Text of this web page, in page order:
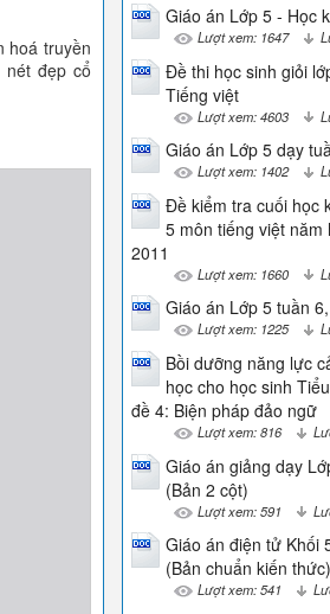
hoá truyền
nét đẹp cổ
Giáo án Lớp 5 - Học
Lượt xem: 1647
Đề thi học sinh giỏi
Tiếng việt
Lượt xem: 4603
Giáo án Lớp 5 dạy
Lượt xem: 1402
Đề kiểm tra cuối học
5 môn tiếng việt năm
2011
Lượt xem: 1660
Giáo án Lớp 5 tuần
Lượt xem: 1225
Bồi dưỡng năng lực
học cho học sinh
đề 4: Biện pháp đảo ngữ
Lượt xem: 816
Giáo án giảng dạy
(Bản 2 cột)
Lượt xem: 591
Giáo án điện tử Khối
(Bản chuẩn kiến thức)
Lượt xem: 541